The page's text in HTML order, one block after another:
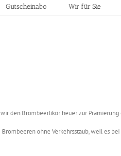
Gutscheinabo Wir für Sie
den Brombeerlikör heuer zur
ohne Verkehrsstaub, weil es